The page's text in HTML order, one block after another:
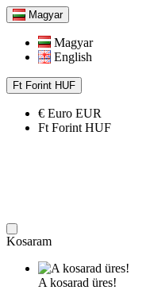
Magyar
Magyar
English
Ft Forint HUF
€ Euro EUR
Ft Forint HUF
Kosaram
A kosarad üres!